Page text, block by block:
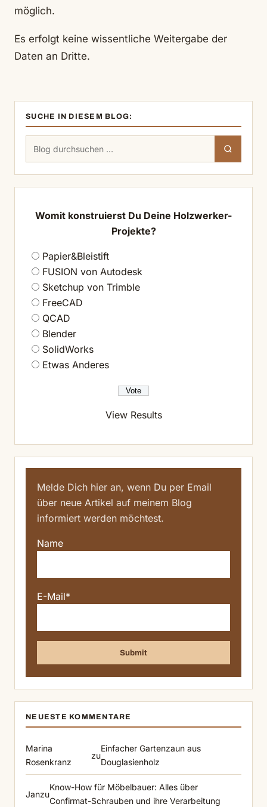
möglich.
Es erfolgt keine wissentliche Weitergabe der
Daten an Dritte.
SUCHE IN DIESEM BLOG:
Suchen
Womit konstruierst Du Deine Holzwerker-
Projekte?
Papier&Bleistift
FUSION von Autodesk
Sketchup von Trimble
FreeCAD
QCAD
Blender
SolidWorks
Etwas Anderes
View Results
Melde Dich hier an, wenn Du per Email
über neue Artikel auf meinem Blog
informiert werden möchtest.
Name
E-Mail*
NEUESTE KOMMENTARE
Marina
Rosenkranz
zu
Einfacher Gartenzaun aus
Douglasienholz
Janzu
Know-How für Möbelbauer: Alles über
Confirmat-Schrauben und ihre Verarbeitung